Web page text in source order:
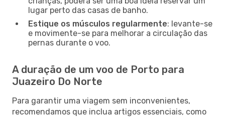
lugar perto das casas de banho.
Estique os músculos regularmente: levante-se
e movimente-se para melhorar a circulação das
pernas durante o voo.
A duração de um voo de Porto para
Juazeiro Do Norte
Para garantir uma viagem sem inconvenientes,
recomendamos que inclua artigos essenciais, como